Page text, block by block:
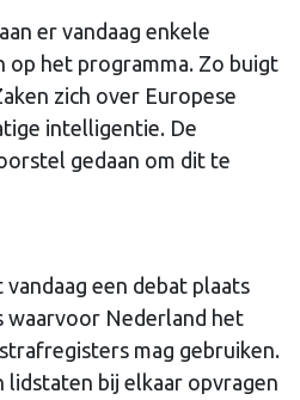
er vandaag enkele
op het programma. Zo buigt
zich over Europese
intelligentie. De
gedaan om dit te
een debat plaats
waarvoor Nederland het
mag gebruiken.
lidstaten bij elkaar opvragen